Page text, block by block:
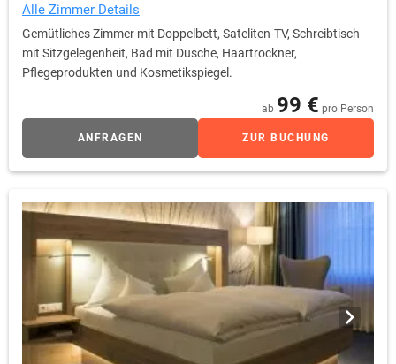
Alle Zimmer Details
Gemütliches Zimmer mit Doppelbett, Sateliten-TV, Schreibtisch
mit Sitzgelegenheit, Bad mit Dusche, Haartrockner,
Pflegeprodukten und Kosmetikspiegel.
ab 99 € pro Person
ANFRAGEN ZUR BUCHUNG